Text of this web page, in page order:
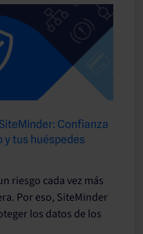
Confianza
tus huéspedes
riesgo cada vez más
Por eso, SiteMinder
los datos de los